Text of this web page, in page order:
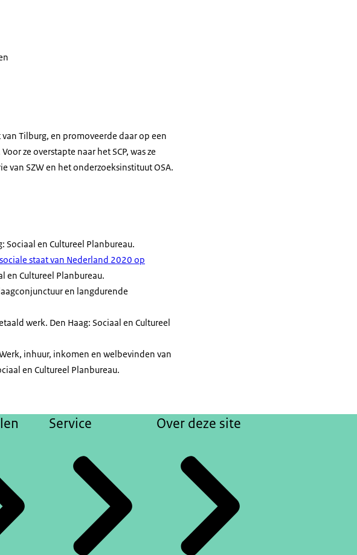
Tilburg, en promoveerde daar op een
ze overstapte naar het SCP, was ze
van SZW en het onderzoeksinstituut OSA.
Sociaal en Cultureel Planbureau.
staat van Nederland 2020 op
en Cultureel Planbureau.
en langdurende
werk. Den Haag: Sociaal en Cultureel
inhuur, inkomen en welbevinden van
en Cultureel Planbureau.
Service Over deze site